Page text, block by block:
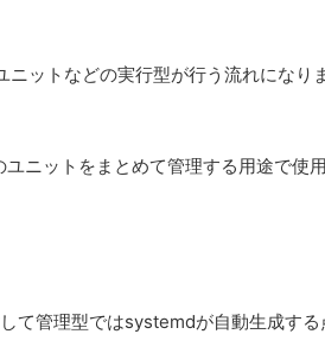
ットなどの実行型が行う流れになり
ニットをまとめて管理する用途で使
て管理型ではsystemdが自動生成する